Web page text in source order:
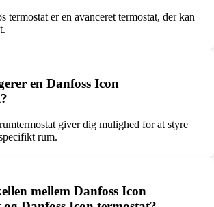
termostat er en avanceret termostat, der kan
en Danfoss Icon
giver dig mulighed for at styre
rum.
mellem Danfoss Icon